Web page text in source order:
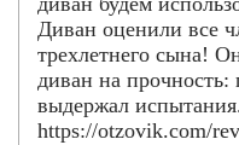
Диван оценили все
трехлетнего сына!
диван на прочность:
выдержал
https://otzovik.com/